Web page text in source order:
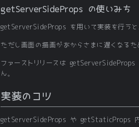
getServerSideProps の使いみち
getServerSideProps を用いて実装を行うと
ただし画面の描画があからさまに遅くなる
ファーストリリースは
ん。
実装のコツ
getServerSideProps や getStaticProps 内